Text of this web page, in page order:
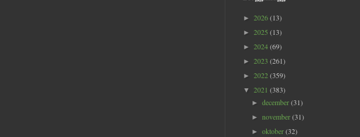
► 2026(13)
► 2025 (13)
► 2024(69)
► 2023 (261)
► 2022(359)
▼ 2021 (383)
►december(31)
►november(31)
►oktober(32)